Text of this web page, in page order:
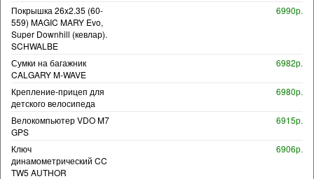
Покрышка 26x2.35 (60-
559) MAGIC MARY Evo,
Super Downhill (кевлар).
SCHWALBE
6990р.
Сумки на багажник
CALGARY M-WAVE
6982р.
Крепление-прицеп для
детского велосипеда
6980р.
Велокомпьютер VDO M7
GPS
6915р.
Ключ
динамометрический CC
TW5 AUTHOR
6906р.